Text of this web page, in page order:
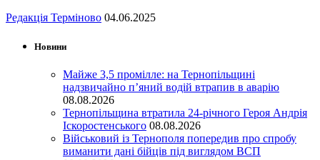
Редакція Терміново 04.06.2025
Новини
Майже 3,5 промілле: на Тернопільщині
надзвичайно п’яний водій втрапив в аварію
08.08.2026
Тернопільщина втратила 24-річного Героя Андрія
Іскоростенського 08.08.2026
Військовий із Тернополя попередив про спробу
виманити дані бійців під виглядом ВСП